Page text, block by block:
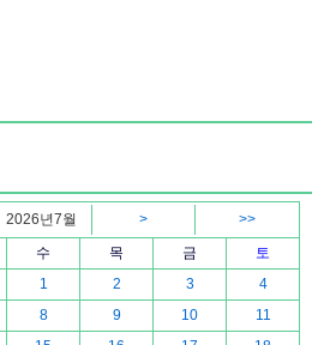
2026년7월 >
>>
수 목 금
토
1 2 3
4
8 9 10
11